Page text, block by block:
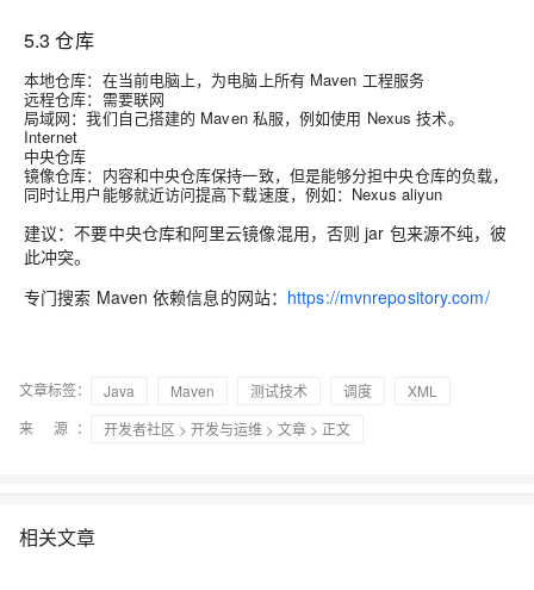
5.3 仓库
本地仓库：在当前电脑上，为电脑上所有 Maven 工程服务
远程仓库：需要联网
局域网：我们自己搭建的 Maven 私服，例如使用 Nexus 技术。
Internet
中央仓库
镜像仓库：内容和中央仓库保持一致，但是能够分担中央仓库的负载，
同时让用户能够就近访问提高下载速度，例如：Nexus aliyun
建议：不要中央仓库和阿里云镜像混用，否则 jar 包来源不纯，彼
此冲突。
专门搜索 Maven 依赖信息的网站： https://mvnrepository.com/
文章标签： Java Maven 测试技术 调度
XML
来 源：
开发者社区 > 开发与运维 > 文章 > 正文
相关文章